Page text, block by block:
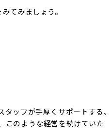
てみましょう。
ッフが手厚くサポートする、
このような経営を続けていた